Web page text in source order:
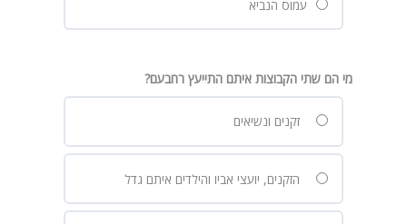
עמוס הנביא
מי הם שתי הקבוצות איתם התייעץ רחבעם?
זקנים ונשיאים
הזקנים, יועצי אביו והילדים איתם גדל